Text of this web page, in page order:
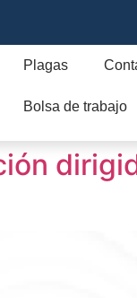
Plagas
Bolsa de trabajo